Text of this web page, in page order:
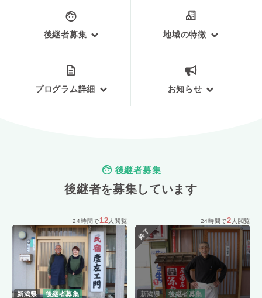
後継者募集 地域の特徴
プログラム詳細 お知らせ
後継者募集
後継者を募集しています
24時間で12 人閲覧
新潟県 後継者募集
24時間で2 人閲覧
終了
新潟県 後継者募集